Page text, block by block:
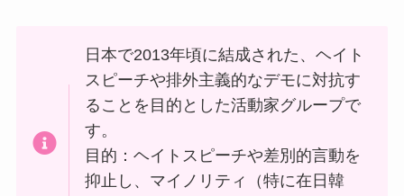
日本で2013年頃に結成された、ヘイト
スピーチや排外主義的なデモに対抗す
ることを目的とした活動家グループで
す。
目的：ヘイトスピーチや差別的言動を
抑止し、マイノリティ（特に在日韓